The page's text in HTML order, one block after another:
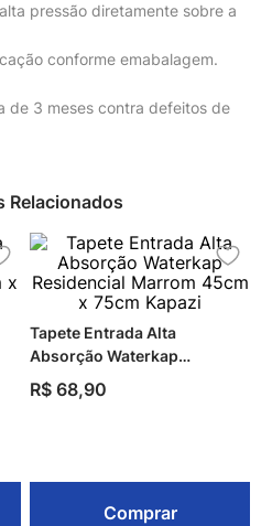
pressão diretamente sobre a
conforme emabalagem.
de 3 meses contra defeitos de
Relacionados
Tapete Entrada Alta
Absorção Waterkap
Residencial Marrom 45cm x
75cm Kapazi
R$ 68,90
Comprar